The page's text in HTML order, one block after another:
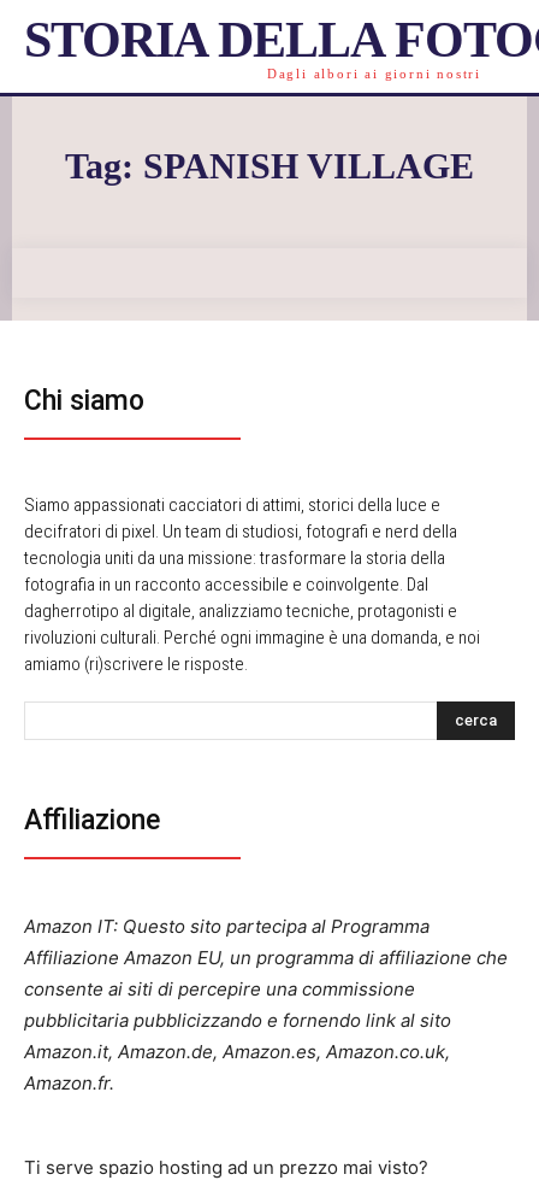
STORIA DELLA
Dagli albori ai giorni nostri
Tag: SPANISH VILLAGE
Chi siamo
Siamo appassionati cacciatori di attimi, storici della luce e
decifratori di pixel. Un team di studiosi, fotografi e nerd della
tecnologia uniti da una missione: trasformare la storia della
fotografia in un racconto accessibile e coinvolgente. Dal
dagherrotipo al digitale, analizziamo tecniche, protagonisti e
rivoluzioni culturali. Perché ogni immagine è una domanda, e noi
amiamo (ri)scrivere le risposte.
cerca
Affiliazione
Amazon IT: Questo sito partecipa al Programma
Affiliazione Amazon EU, un programma di affiliazione che
consente ai siti di percepire una commissione
pubblicitaria pubblicizzando e fornendo link al sito
Amazon.it, Amazon.de, Amazon.es, Amazon.co.uk,
Amazon.fr.
Ti serve spazio hosting ad un prezzo mai visto?